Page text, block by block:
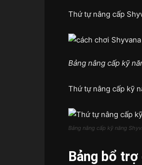
Thứ tự nâng cấp
Bảng nâng cấp kỹ
Thứ tự nâng cấp kỹ
Bảng nâng cấp kỹ năng
Bảng bổ trợ